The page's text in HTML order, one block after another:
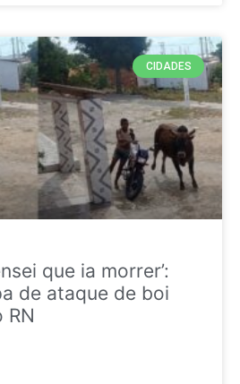
CIDADES
que ia morrer’:
de ataque de boi
RN